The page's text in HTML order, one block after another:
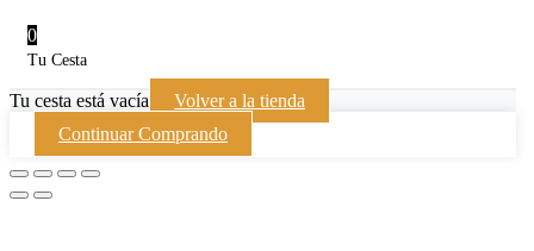
0
Tu Cesta
Tu cesta está vacía
Volver a la tienda
Continuar Comprando